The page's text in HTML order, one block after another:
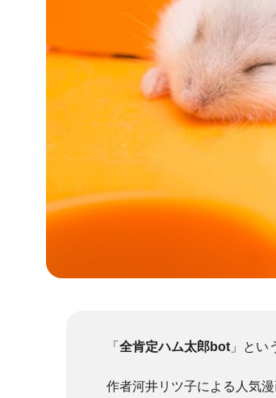
「 全肯定ハム太郎bot 」とい
作者河井リツ子による人気